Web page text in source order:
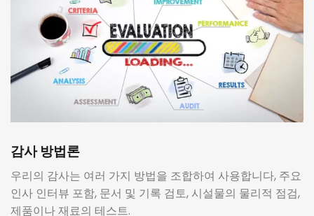
감사 방법론
우리의 감사는 여러 가지 방법을 조합하여 사용합니다, 주요
인사 인터뷰 포함, 문서 및 기록 검토, 시설물의 물리적 점검,
제품이나 재료의 테스트.